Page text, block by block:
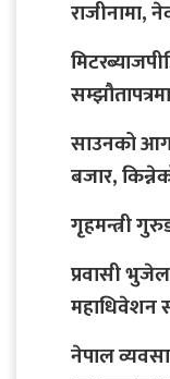
राजीनामा,
साउनको
बजार,
गृहमन्त्री
प्रवासी
महाधिवेशन
नेपाल